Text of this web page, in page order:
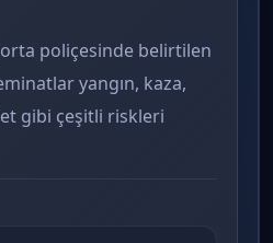
poliçesinde belirtilen
yangın, kaza,
gibi çeşitli riskleri